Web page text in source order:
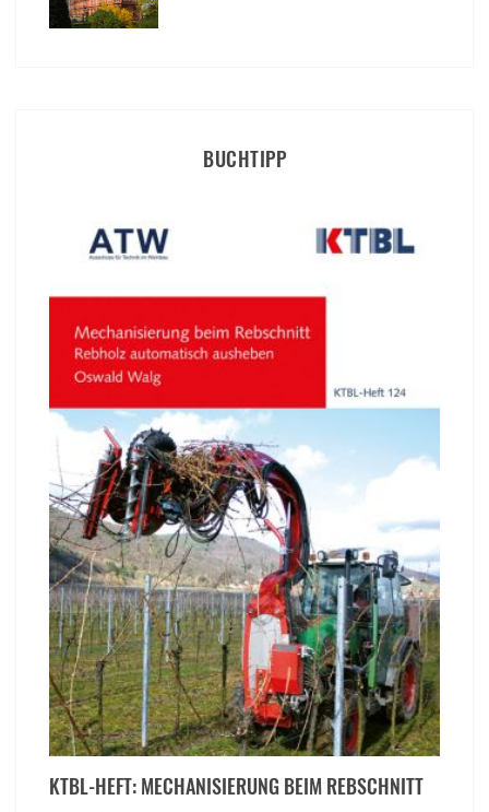
BUCHTIPP
KTBL-HEFT: MECHANISIERUNG BEIM REBSCHNITT